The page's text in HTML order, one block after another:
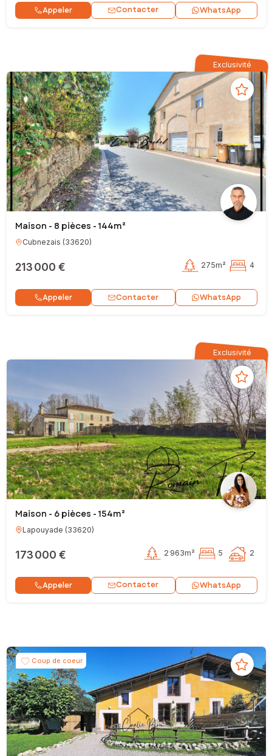
Appeler Contacter WhatsApp
Exclusivité
Maison - 8 pièces - 144m²
Cubnezais (33620)
213 000 € 275m² 4
Appeler Contacter WhatsApp
Exclusivité
Maison - 6 pièces - 154m²
Lapouyade (33620)
173 000 € 2 963m² 5 2
Appeler Contacter WhatsApp
Coup de coeur